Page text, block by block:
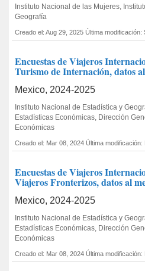
Instituto Nacional de las Mujeres,
Geografía
Creado el: Aug 29, 2025 Última modificación:
Encuestas de Viajeros
Turismo de Internación, datos
Mexico, 2024-2025
Instituto Nacional de Estadística y
Estadísticas Económicas, Dirección
Económicas
Creado el: Mar 08, 2024 Última modificación:
Encuestas de Viajeros
Viajeros Fronterizos, datos al
Mexico, 2024-2025
Instituto Nacional de Estadística y
Estadísticas Económicas, Dirección
Económicas
Creado el: Mar 08, 2024 Última modificación: